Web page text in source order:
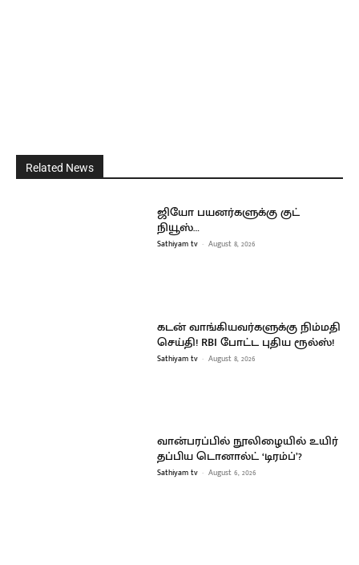
Related News
ஜியோ பயனர்களுக்கு குட்
நியூஸ்…
Sathiyam tv - August 8, 2026
கடன் வாங்கியவர்களுக்கு நிம்மதி
செய்தி! RBI போட்ட புதிய ரூல்ஸ்!
Sathiyam tv - August 8, 2026
வான்பரப்பில் நூலிழையில் உயிர்
தப்பிய டொனால்ட் ‘டிரம்ப்’?
Sathiyam tv - August 6, 2026